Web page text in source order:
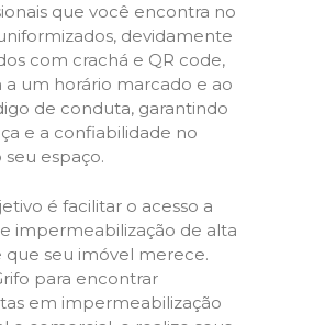
que você encontra no
devidamente
com crachá e QR code,
a um horário marcado e ao
de conduta, garantindo
e a confiabilidade no
seu espaço.
é facilitar o acesso a
impermeabilização de alta
que seu imóvel merece.
para encontrar
em impermeabilização